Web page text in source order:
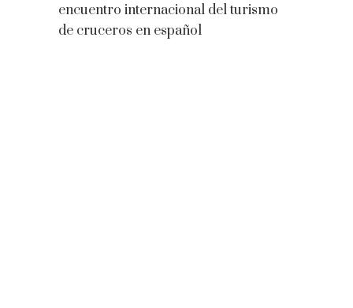
encuentro internacional del turismo
de cruceros en español